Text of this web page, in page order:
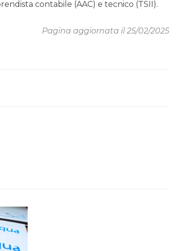
contabile (AAC) e tecnico (TSII).
Pagina aggiornata il 25/02/2025